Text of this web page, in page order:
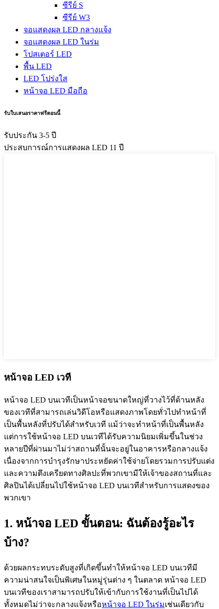
ซีรีย์ S
ซีรีย์ W3
จอแสดงผล LED กลางแจ้ง
จอแสดงผล LED ในร่ม
โปสเตอร์ LED
พื้น LED
LED โปร่งใส
หน้าจอ LED มือถือ
รับใบเสนอราคาฟรีตอนนี้
รับประกัน 3-5 ปี
ประสบการณ์การแสดงผล LED 11 ปี
หน้าจอ LED เวที
หน้าจอ LED บนเวทีเป็นหน้าจอขนาดใหญ่ที่วางไว้ที่ด้านหลัง
ของเวทีที่สามารถเล่นวิดีโอหรือแสดงภาพโดยทั่วไปทำหน้าที่
เป็นพื้นหลังที่ปรับได้สำหรับเวที แม้ว่าจะทำหน้าที่เป็นพื้นหลัง
แต่การใช้หน้าจอ LED บนเวทีได้รับความนิยมเพิ่มขึ้นในช่วง
หลายปีที่ผ่านมาไม่ว่าสถานที่นั้นจะอยู่ในอาคารหรือกลางแจ้ง
เนื่องจากการบำรุงรักษาประหยัดค่าใช้จ่ายโดยรวมการปรับแต่ง
และความตึงเครียดทางศิลปะที่พวกเขามีให้เจ้าของสถานที่และ
ศิลปินได้เปลี่ยนไปใช้หน้าจอ LED บนเวทีสำหรับการแสดงของ
พวกเขา
1. หน้าจอ LED ขั้นตอน: ฉันต้องรู้อะไร
บ้าง?
ด้วยผลกระทบระดับสูงที่เกิดขึ้นทำให้หน้าจอ LED บนเวทีมี
ความน่าสนใจเป็นพิเศษในหมู่รุ่นต่าง ๆ ในตลาด หน้าจอ LED
บนเวทีของเราสามารถปรับให้เข้ากับการใช้งานที่เป็นไปได้
ทั้งหมดไม่ว่าจะกลางแจ้งหรือหน้าจอ LED ในร่มเช่นเดียวกับ